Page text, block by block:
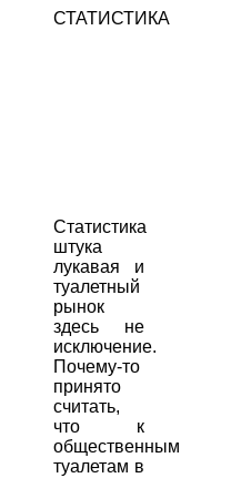
СТАТИСТИКА
Статистика
штука
лукавая и
туалетный
рынок
здесь не
исключение.
Почему-то
принято
считать,
что к
общественным
туалетам в